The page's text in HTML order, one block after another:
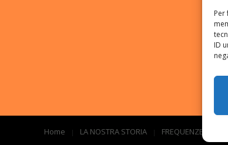
ID
Home LA NOSTRA STORIA FREQUENZE